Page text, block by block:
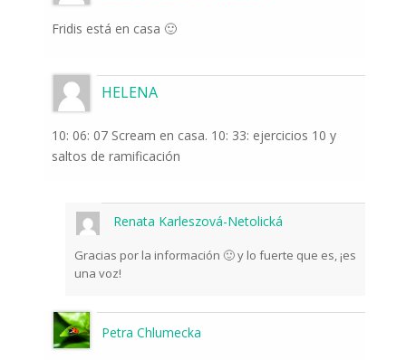
Fridis está en casa 🙂
HELENA
10: 06: 07 Scream en casa. 10: 33: ejercicios 10 y
saltos de ramificación
Renata Karleszová-Netolická
Gracias por la información 🙂 y lo fuerte que es, ¡es
una voz!
Petra Chlumecka